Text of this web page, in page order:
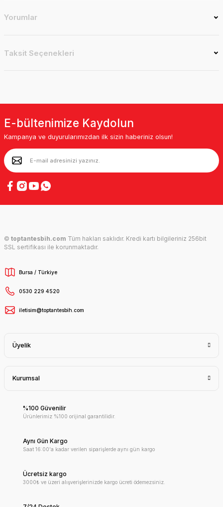
Yorumlar
Taksit Seçenekleri
E-bültenimize Kaydolun
Kampanya ve duyurularımızdan ilk sizin haberiniz olsun!
© toptantesbih.com Tüm hakları saklıdır. Kredi kartı bilgileriniz 256bit
SSL sertifikası ile korunmaktadır.
Bursa / Türkiye
0530 229 4520
iletisim@toptantesbih.com
Üyelik
Kurumsal
%100 Güvenilir
Ürünlerimiz %100 orijinal garantilidir.
Aynı Gün Kargo
Saat 16:00'a kadar verilen siparişlerde aynı gün kargo
Ücretsiz kargo
3000₺ ve üzeri alışverişlerinizde kargo ücreti ödemezsiniz.